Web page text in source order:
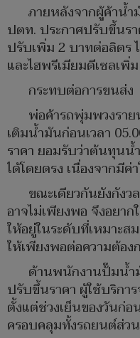
ภายหลังจากผู้ค้าน้ำ
ปตท. ประกาศปรับขึ้นร
ปรับเพิ่ม 2 บาทต่อลิตร
และไฮพรีเมียมดีเซลเพิ่
กระทบต่อการขนส่ง
พ่อค้ารถพุ่มพวงราย
เติมน้ำมันก่อนเวลา
ราคา ยอมรับว่าต้นทุน
ได้โดยตรง เนื่องจากมีค่
ขณะเดียวกันยังกังว
อาจไม่เพียงพอ จึงอยาก
ให้อยู่ในระดับที่เหมาะส
ให้เพียงพอต่อความต้อง
ด้านพนักงานปั๊มน้ำ
ปรับขึ้นราคา ผู้ใช้บริกา
ตั้งแต่ช่วงเย็นของวันก่
ครอบคลุมทั้งรถยนต์ส่ว